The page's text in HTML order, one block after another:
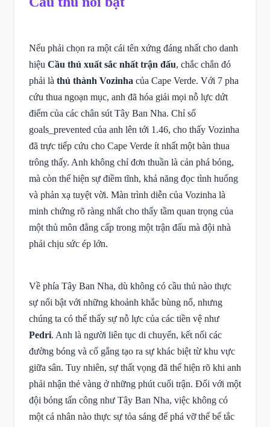
Nếu phải chọn ra một cái tên xứng đáng nhất cho danh
hiệu Cầu thủ xuất sắc nhất trận đấu, chắc chắn đó
phải là thủ thành Vozinha của Cape Verde. Với 7 pha
cứu thua ngoạn mục, anh đã hóa giải mọi nỗ lực dứt
điểm của các chân sút Tây Ban Nha. Chỉ số
goals_prevented của anh lên tới 1.46, cho thấy Vozinha
đã trực tiếp cứu cho Cape Verde ít nhất một bàn thua
trông thấy. Anh không chỉ đơn thuần là cản phá bóng,
mà còn thể hiện sự điềm tĩnh, khả năng đọc tình huống
và phản xạ tuyệt vời. Màn trình diễn của Vozinha là
minh chứng rõ ràng nhất cho thấy tầm quan trọng của
một thủ môn đẳng cấp trong một trận đấu mà đội nhà
phải chịu sức ép lớn.
Về phía Tây Ban Nha, dù không có cầu thủ nào thực
sự nổi bật với những khoảnh khắc bùng nổ, nhưng
chúng ta có thể thấy sự nỗ lực của các tiền vệ như
Pedri. Anh là người liên tục di chuyển, kết nối các
đường bóng và cố gắng tạo ra sự khác biệt từ khu vực
giữa sân. Tuy nhiên, sự thất vọng đã thể hiện rõ khi anh
phải nhận thẻ vàng ở những phút cuối trận. Đối với một
đội bóng tấn công như Tây Ban Nha, việc không có
một cá nhân nào thực sự tỏa sáng để phá vỡ thế bế tắc